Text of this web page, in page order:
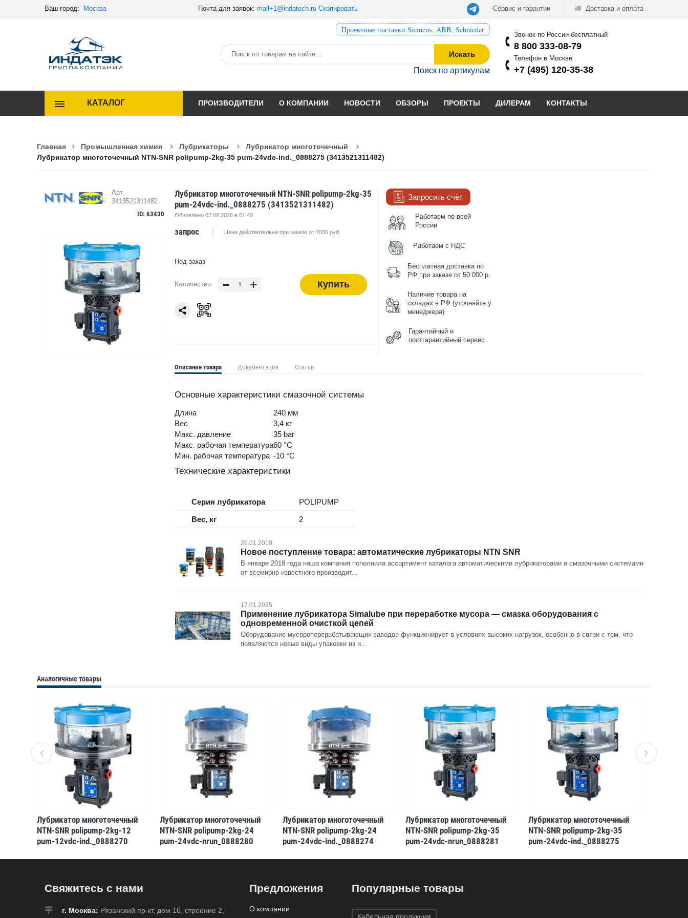
Ваш город: Москва Почта для заявок: mail+1@indatech.ru Скопировать Сервис и гарантии Доставка и оплата
Проектные поставки Siemens, ABB, Schnieder
Искать
Поиск по артикулам
Звонок по России бесплатный
8 800 333-08-79
Телефон в Москве
+7 (495) 120-35-38
КАТАЛОГ ПРОИЗВОДИТЕЛИ О КОМПАНИИ НОВОСТИ ОБЗОРЫ ПРОЕКТЫ ДИЛЕРАМ КОНТАКТЫ
Главная Промышленная химия Лубрикаторы
Лубрикатор многоточечный
Лубрикатор многоточечный NTN-SNR polipump-2kg-35 pum-24vdc-ind._0888275 (3413521311482)
Арт.
3413521311482
ID: 63430
Лубрикатор многоточечный NTN-SNR polipump-2kg-35
pum-24vdc-ind._0888275 (3413521311482)
Обновлено 07.08.2026 в 01:40
запрос Цена действительна при заказе от 7000 руб.
Под заказ
Количество - + Купить
Запросить счёт
Работаем по всей
России
Работаем с НДС
Бесплатная доставка по
РФ при заказе от 50 000 р.
Наличие товара на
складах в РФ (уточняйте у
менеджера)
Гарантийный и
постгарантийный сервис
Описание товара Документация Статьи
Основные характеристики смазочной системы
Длина
240 мм
Вес
3,4 кг
Макс. давление
35 bar
Макс. рабочая температура60 °C
Мин. рабочая температура -10 °C
Технические характеристики
Серия лубрикатора
POLIPUMP
Вес, кг
2
29.01.2018
Новое поступление товара: автоматические лубрикаторы NTN SNR
В январе 2018 года наша компания пополнила ассортимент каталога автоматическими лубрикаторами и смазочными системами
от всемирно известного производит...
17.01.2025
Применение лубрикатора Simalube при переработке мусора — смазка оборудования с
одновременной очисткой цепей
Оборудование мусороперерабатывающих заводов функционирует в условиях высоких нагрузок, особенно в связи с тем, что
появляются новые виды упаковки из и...
Аналогичные товары
Лубрикатор многоточечный
NTN-SNR polipump-2kg-12
pum-12vdc-ind._0888270
Лубрикатор многоточечный
NTN-SNR polipump-2kg-24
pum-24vdc-nrun_0888280
Лубрикатор многоточечный
NTN-SNR polipump-2kg-24
pum-24vdc-ind._0888274
Лубрикатор многоточечный
NTN-SNR polipump-2kg-35
pum-24vdc-nrun_0888281
Лубрикатор многоточечный
NTN-SNR polipump-2kg-35
pum-24vdc-ind._0888275
Свяжитесь с нами
г. Москва: Рязанский пр-кт, дом 16, строение 2,
Предложения
О компании
Популярные товары